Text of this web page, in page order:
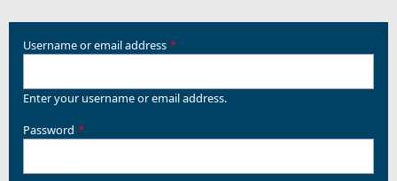
Username or email address
Enter your username or email address.
Password